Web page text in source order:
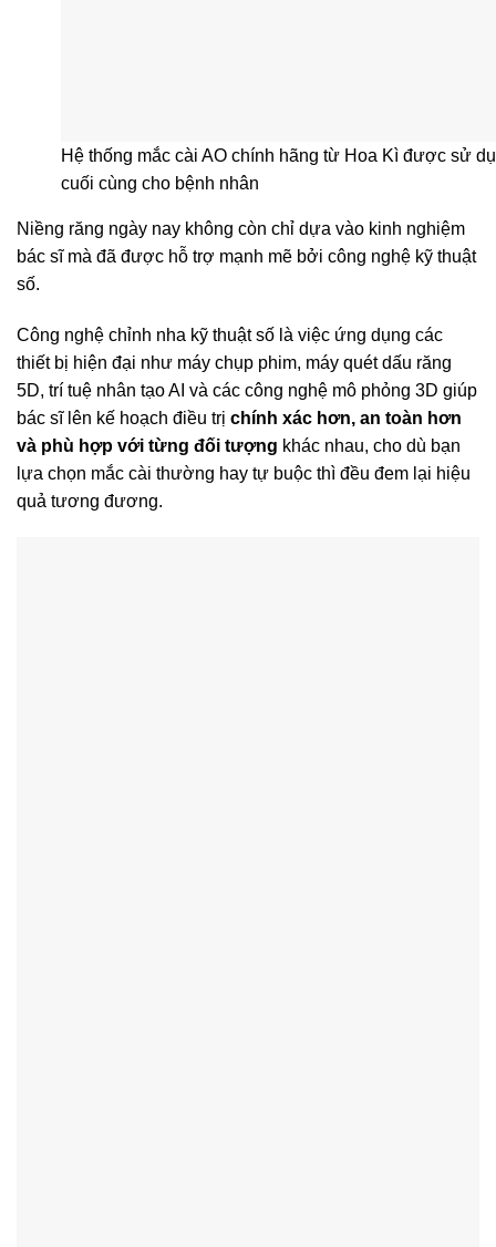
Hệ thống mắc cài AO chính hãng từ Hoa Kì được sử
cuối cùng cho bệnh nhân
Niềng răng ngày nay không còn chỉ dựa vào kinh nghiệm
bác sĩ mà đã được hỗ trợ mạnh mẽ bởi công nghệ kỹ thuật
số.
Công nghệ chỉnh nha kỹ thuật số là việc ứng dụng các
thiết bị hiện đại như máy chụp phim, máy quét dấu răng
5D, trí tuệ nhân tạo AI và các công nghệ mô phỏng 3D giúp
bác sĩ lên kế hoạch điều trị chính xác hơn, an toàn hơn
và phù hợp với từng đối tượng khác nhau, cho dù bạn
lựa chọn mắc cài thường hay tự buộc thì đều đem lại hiệu
quả tương đương.